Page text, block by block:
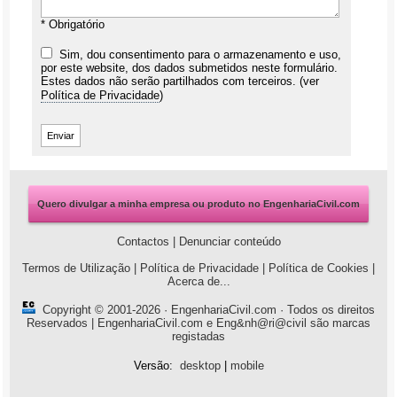
* Obrigatório
Sim, dou consentimento para o armazenamento e uso,
por este website, dos dados submetidos neste formulário.
Estes dados não serão partilhados com terceiros. (ver
Política de Privacidade)
Quero divulgar a minha empresa ou produto no EngenhariaCivil.com
Contactos
Denunciar conteúdo
Termos de Utilização
Política de Privacidade Política de Cookies
Acerca de...
Copyright © 2001-2026 · EngenhariaCivil.com · Todos os direitos
Reservados | EngenhariaCivil.com e Eng&nh@ri@civil são marcas
registadas
Versão: desktop| mobile